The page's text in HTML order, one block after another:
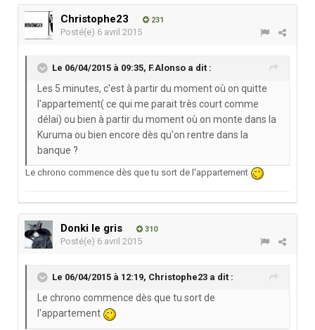
Christophe23 231
Posté(e) 6 avril 2015
Le 06/04/2015 à 09:35, F.Alonso a dit :
Les 5 minutes, c'est à partir du moment où on quitte
l'appartement( ce qui me parait très court comme
délai) ou bien à partir du moment où on monte dans la
Kuruma ou bien encore dès qu'on rentre dans la
banque ?
Le chrono commence dès que tu sort de l'appartement
Donki le gris 310
Posté(e) 6 avril 2015
Le 06/04/2015 à 12:19, Christophe23 a dit :
Le chrono commence dès que tu sort de
l'appartement